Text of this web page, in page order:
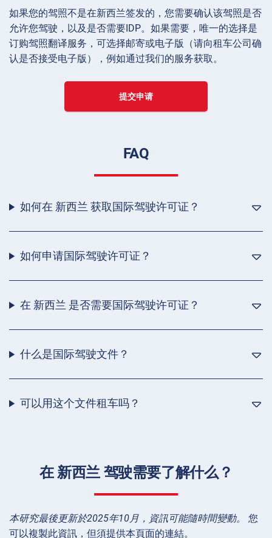
如果您的驾照不是在新西兰签发的，您需要确认该驾照是否
允许您驾驶，以及是否需要IDP。如果需要，唯一的选择是
订购驾照翻译服务，可选择邮寄或电子版（请向租车公司确
认是否接受电子版），例如通过我们的服务获取。
提交申请
FAQ
如何在 新西兰 获取国际驾驶许可证？
如何申请国际驾驶许可证？
在 新西兰 是否需要国际驾驶许可证？
什么是国际驾驶文件？
可以用这个文件租车吗？
在 新西兰 驾驶需要了解什么？
本研究最後更新於2025年10月，資訊可能隨時間變動。
您
可以複製此資訊，但須提供本頁面的連結。